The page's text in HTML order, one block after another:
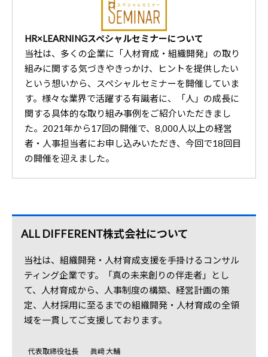
HR×LEARNINGスペシャルセミナーについて
当社は、多くの企業に「人材育成・組織開発」の取り
組みに関する気づきやきっかけ、ヒントを提供したい
という想いから、スペシャルセミナーを開催していま
す。様々な業界で活躍する有識者に、「人」の成長に
関する具体的な取り組み事例をご紹介いただきまし
た。2021年から17回の開催で、8,000人以上の経営
者・人事担当者にお申し込みいただき、今回で18回目
の開催を迎えました。
ALL DIFFERENT株式会社について
当社は、組織開発・人材育成支援を手掛けるコンサル
ティング企業です。「真の未来創りの伴走者」とし
て、人材育成から、人事制度の構築、経営計画の策
定、人材採用に至るまでの組織開発・人材育成の全領
域を一貫してご支援しております。
代表取締役社長 眞﨑 大輔